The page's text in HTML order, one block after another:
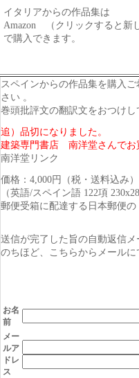
イタリアからの作品集は
Amazon （クリックすると新
で購入できます。
スペインからの作品集を購入
さい 。
巻頭批評文の翻訳文をおつけ
追）品切になりました。
建築専門書店 南洋堂さんでお
南洋堂リンク
価格：4,000円（税・送料込み）
（英語/スペイン語 122項
郵便受箱に配達する日本郵便
送信が完了した旨の自動返信メ
のちほど、こちらからメール
お名
前
メー
ルア
ドレ
ス